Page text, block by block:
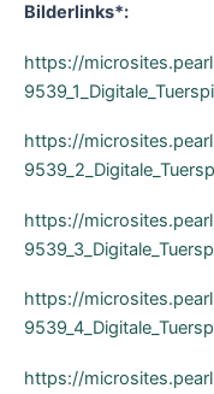
Bilderlinks*:
https://
https://
https://
https://
https://